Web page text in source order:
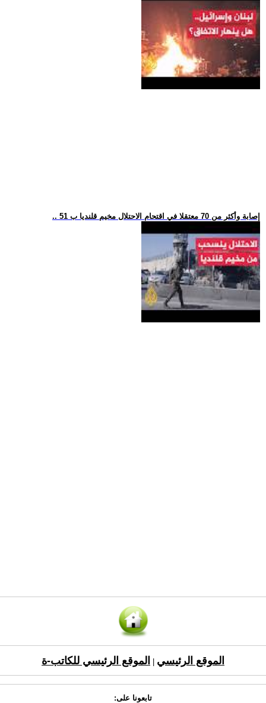
.. 51 إصابة وأكثر من 70 معتقلا في اقتحام الاحتلال مخيم قلنديا ب
الموقع الرئيسي الموقع الرئيسي للكاتب-ة
تابعونا على: